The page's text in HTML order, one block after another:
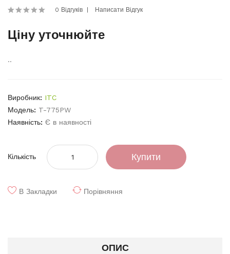
0 Відгуків Написати Відгук
Ціну уточнюйте
..
Виробник: ITC
Модель: T-775PW
Наявність: Є в наявності
Кількість Купити
В Закладки Порівняння
ОПИС